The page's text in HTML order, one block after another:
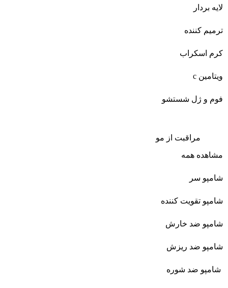
لایه بردار
ترمیم کننده
کرم اسکراب
ویتامین c
فوم و ژل شستشو
مراقبت از مو
مشاهده همه
شامپو سر
شامپو تقویت کننده
شامپو ضد خارش
شامپو ضد ریزش
شامپو ضد شوره